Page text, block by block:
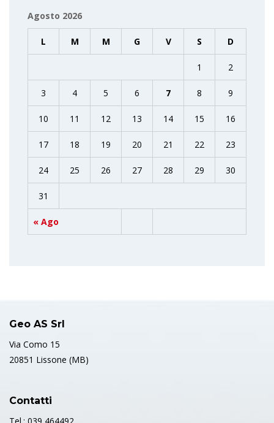
Agosto 2026
L M M G V S D
« Ago
1 2
3 4 5 6 7 8 9
10 11 12 13 14 15 16
17 18 19 20 21 22 23
24 25 26 27 28 29 30
31
Geo AS Srl
Via Como 15
20851 Lissone (MB)
Contatti